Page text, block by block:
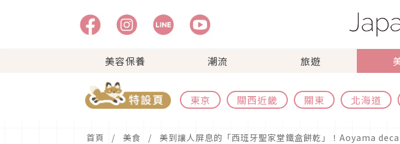
美容保養 潮流 旅遊
東京 關西近畿 關東 北海道
首頁 美食 美到讓人屏息的「西班牙聖家堂鐵盒餅乾」！Aoyama